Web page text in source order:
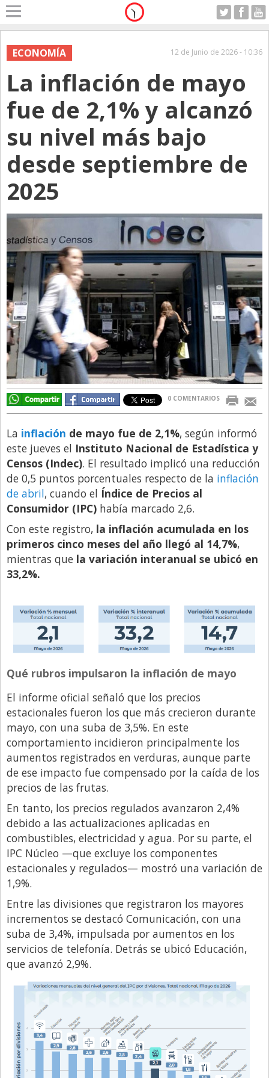
Home
A Motor
Anticipo
Campo
Carrera & Emprendedores
Club House
Con Estilo
De Bolsillo
Diarios de Argentina
Diarios del Mundo
Directivos
Ecología y Ambiente
Economía
El Experto
El Innovador
El Precio Que Yo Ví
Entrevista
Entrevista Exclusiva
Finanzas
Gastronomia
Internacionales
La Opinión del Director
Legales
Libro de Quejas
Medios
Minuto Lanzamiento
Negocios
Política
Publicidad y Marketing
Real Estate y Propiedades
Responsabilidad Social
Salidas
Santa Fe
Show Business
Sociedad
Tecnología
Viajes
Viernes 07.08.2026
ECONOMÍA 12 de Junio de 2026 - 10:36
La inflación de mayo
fue de 2,1% y alcanzó
su nivel más bajo
desde septiembre de
2025
0 COMENTARIOS
La inflación de mayo fue de 2,1%, según informó
este jueves el Instituto Nacional de Estadística y
Censos (Indec). El resultado implicó una reducción
de 0,5 puntos porcentuales respecto de la inflación
de abril, cuando el Índice de Precios al
Consumidor (IPC) había marcado 2,6.
Con este registro, la inflación acumulada en los
primeros cinco meses del año llegó al 14,7%,
mientras que la variación interanual se ubicó en
33,2%.
Qué rubros impulsaron la inflación de mayo
El informe oficial señaló que los precios
estacionales fueron los que más crecieron durante
mayo, con una suba de 3,5%. En este
comportamiento incidieron principalmente los
aumentos registrados en verduras, aunque parte
de ese impacto fue compensado por la caída de los
precios de las frutas.
En tanto, los precios regulados avanzaron 2,4%
debido a las actualizaciones aplicadas en
combustibles, electricidad y agua. Por su parte, el
IPC Núcleo —que excluye los componentes
estacionales y regulados— mostró una variación de
1,9%.
Entre las divisiones que registraron los mayores
incrementos se destacó Comunicación, con una
suba de 3,4%, impulsada por aumentos en los
servicios de telefonía. Detrás se ubicó Educación,
que avanzó 2,9%.